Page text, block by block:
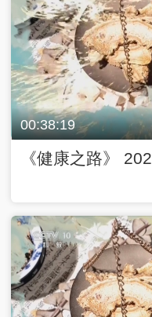
00:38:19
《健康之路》